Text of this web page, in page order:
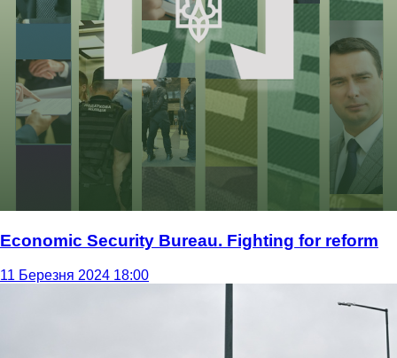
Economic Security Bureau. Fighting for reform
11 Березня 2024 18:00